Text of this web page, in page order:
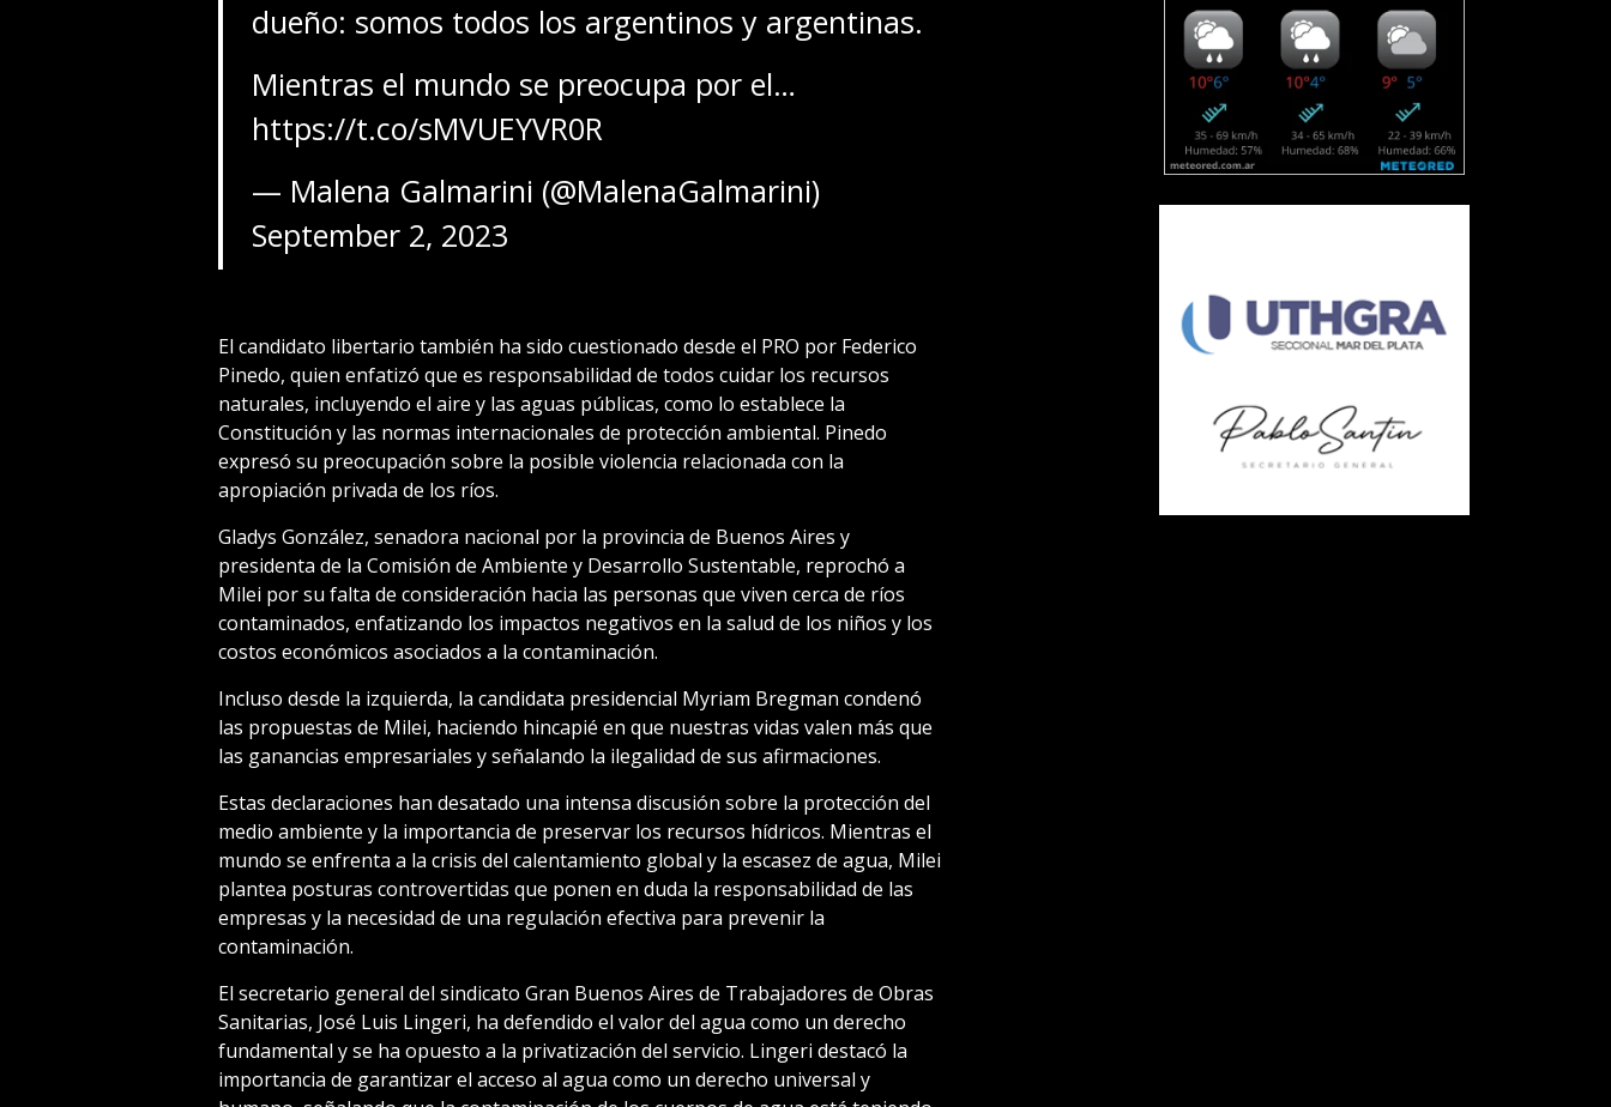
dueño: somos todos los argentinos y argentinas.
Mientras el mundo se preocupa por el…
https://t.co/sMVUEYVR0R
— Malena Galmarini (@MalenaGalmarini)
September 2, 2023
El candidato libertario también ha sido cuestionado desde el PRO por Federico
Pinedo, quien enfatizó que es responsabilidad de todos cuidar los recursos
naturales, incluyendo el aire y las aguas públicas, como lo establece la
Constitución y las normas internacionales de protección ambiental. Pinedo
expresó su preocupación sobre la posible violencia relacionada con la
apropiación privada de los ríos.
Gladys González, senadora nacional por la provincia de Buenos Aires y
presidenta de la Comisión de Ambiente y Desarrollo Sustentable, reprochó a
Milei por su falta de consideración hacia las personas que viven cerca de ríos
contaminados, enfatizando los impactos negativos en la salud de los niños y los
costos económicos asociados a la contaminación.
Incluso desde la izquierda, la candidata presidencial Myriam Bregman condenó
las propuestas de Milei, haciendo hincapié en que nuestras vidas valen más que
las ganancias empresariales y señalando la ilegalidad de sus afirmaciones.
Estas declaraciones han desatado una intensa discusión sobre la protección del
medio ambiente y la importancia de preservar los recursos hídricos. Mientras el
mundo se enfrenta a la crisis del calentamiento global y la escasez de agua, Milei
plantea posturas controvertidas que ponen en duda la responsabilidad de las
empresas y la necesidad de una regulación efectiva para prevenir la
contaminación.
El secretario general del sindicato Gran Buenos Aires de Trabajadores de Obras
Sanitarias, José Luis Lingeri, ha defendido el valor del agua como un derecho
fundamental y se ha opuesto a la privatización del servicio. Lingeri destacó la
importancia de garantizar el acceso al agua como un derecho universal y